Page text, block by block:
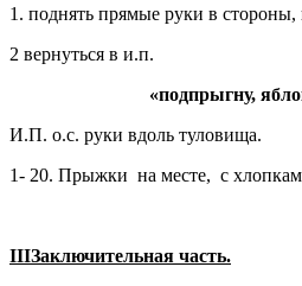
1. поднять прямые руки в стороны,
2 вернуться в и.п.
«подпрыгну,
И.П. о.с. руки вдоль туловища.
1- 20. Прыжки на месте, с
IIIЗаключительная часть.